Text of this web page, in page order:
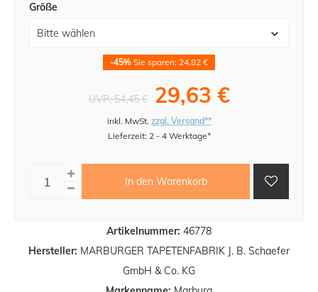
Artikelnummer: 46778
Hersteller: MARBURGER TAPETENFABRIK J. B. Schaefer
GmbH & Co. KG
Größe
-45% Sie sparen: 24,82 €
UVP:54,45 € 29,63 €
inkl. MwSt. zzgl. Versand**
Lieferzeit: 2 - 4 Werktage*
In den Warenkorb